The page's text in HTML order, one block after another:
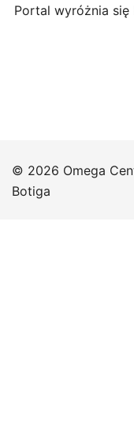
Portal wyróżnia
© 2026 Omega
Botiga